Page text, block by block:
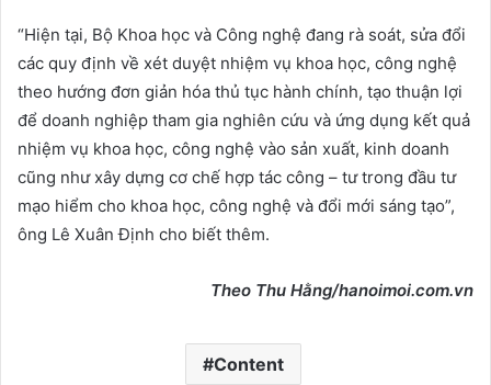
“Hiện tại, Bộ Khoa học và Công nghệ đang rà soát, sửa đổi
các quy định về xét duyệt nhiệm vụ khoa học, công nghệ
theo hướng đơn giản hóa thủ tục hành chính, tạo thuận lợi
để doanh nghiệp tham gia nghiên cứu và ứng dụng kết quả
nhiệm vụ khoa học, công nghệ vào sản xuất, kinh doanh
cũng như xây dựng cơ chế hợp tác công – tư trong đầu tư
mạo hiểm cho khoa học, công nghệ và đổi mới sáng tạo”,
ông Lê Xuân Định cho biết thêm.
Theo Thu Hằng/hanoimoi.com.vn
Content